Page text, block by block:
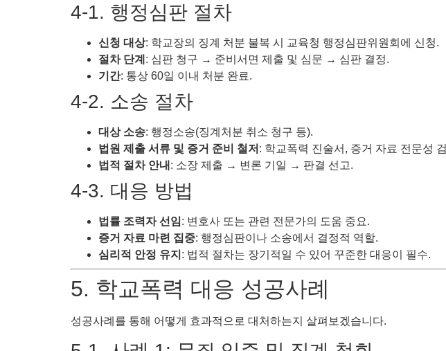
4-1. 행정심판 절차
신청 대상: 학교장의 징계 처분 불복 시 교육청 행정심판위원회에 신청.
절차 단계 : 심판 청구 → 준비서면 제출 및 심문 → 심판 결정.
기간: 통상 60일 이내 처분 완료.
4-2. 소송 절차
대상 소송: 행정소송(징계처분 취소 청구 등).
법원 제출 서류 및 증거 준비 철저 : 학교폭력 진술서, 증거 자료 전문성
법적 절차 안내 : 소장 제출 → 변론 기일 → 판결 선고.
4-3. 대응 방법
법률 조력자 선임: 변호사 또는 관련 전문가의 도움 중요.
증거 자료 마련 집중: 행정심판이나 소송에서 결정적 역할.
심리적 안정 유지 : 법적 절차는 장기적일 수 있어 꾸준한 대응이 필수.
5. 학교폭력 대응 성공사례
성공사례를 통해 어떻게 효과적으로 대처하는지 살펴보겠습니다.